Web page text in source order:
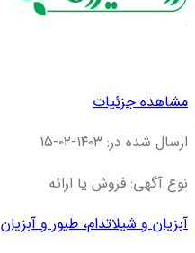
مشاهده جزئیات
ارسال شده در: ۱۴۰۳-۰۲-۱۵
نوع آگهی: فروش یا ارائه
آبزیان و شیلاتدام، طیور و آبزیان